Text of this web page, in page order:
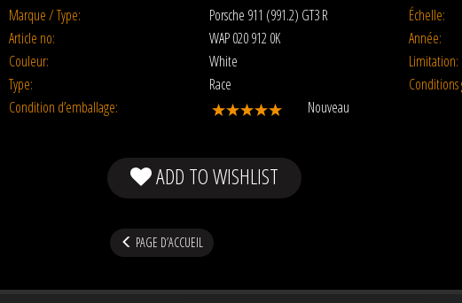
Marque / Type: Porsche 911 (991.2) GT3 R Échelle:
Article no:
WAP 020 912 0K Année:
Couleur:
White Limitation:
Type:
Race Conditions
Condition d’emballage:
Nouveau
ADD TO WISHLIST
PAGE D’ACCUEIL